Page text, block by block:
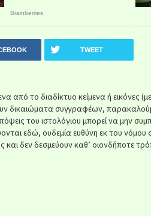
TWEET
από το διαδίκτυο κείμενα ή εικόνες
δικαιώματα συγγραφέων,
του ιστολόγιου μπορεί να μην
εδώ, ουδεμία ευθύνη εκ του
δεν δεσμεύουν καθ’ οιονδήποτε